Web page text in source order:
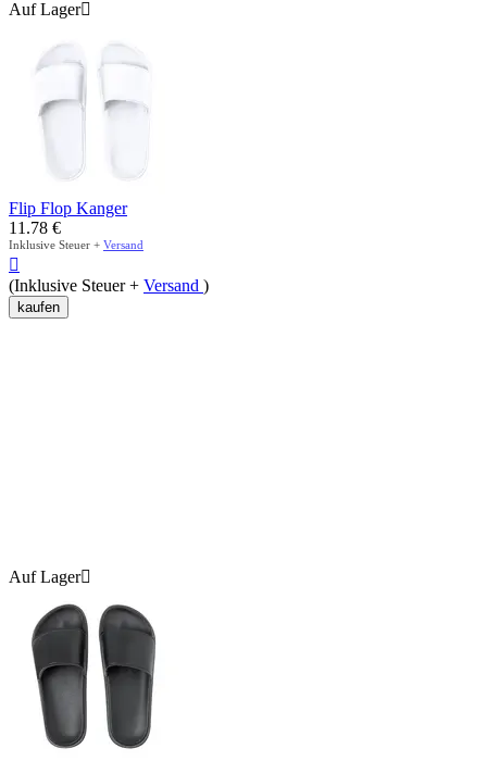
Auf Lager
Flip Flop Kanger
11.78 €
Inklusive Steuer + Versand

(Inklusive Steuer + Versand )
kaufen
Auf Lager